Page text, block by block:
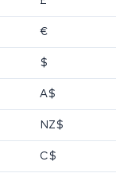
€
$
A$
NZ$
C$